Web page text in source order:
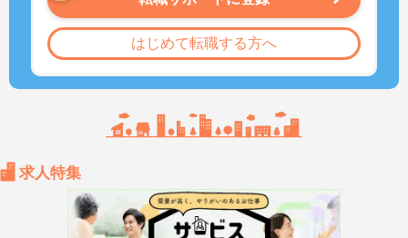
はじめて転職する方へ
求人特集